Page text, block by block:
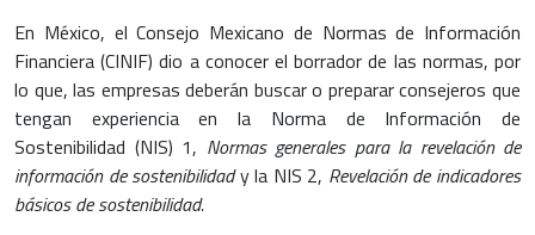
En México, el Consejo Mexicano de Normas de Información
Financiera (CINIF) dio a conocer el borrador de las normas, por
lo que, las empresas deberán buscar o preparar consejeros que
tengan experiencia en la Norma de Información de
Sostenibilidad (NIS) 1, Normas generales para la revelación de
información de sostenibilidady la NIS 2, Revelación de indicadores
básicos de sostenibilidad.